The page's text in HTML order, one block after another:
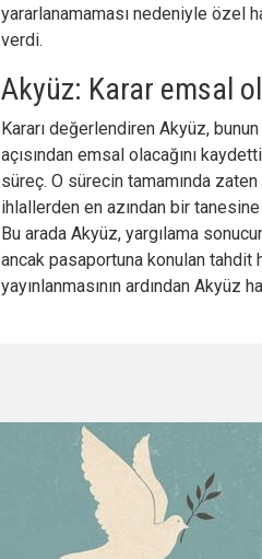
yararlanamaması nedeniyle özel
verdi.
Akyüz: Karar emsal
Kararı değerlendiren Akyüz,
açısından emsal olacağını
süreç. O sürecin tamamında
ihlallerden en azından bir
Bu arada Akyüz, yargılama
ancak pasaportuna konulan tahdit
yayınlanmasının ardından Akyüz